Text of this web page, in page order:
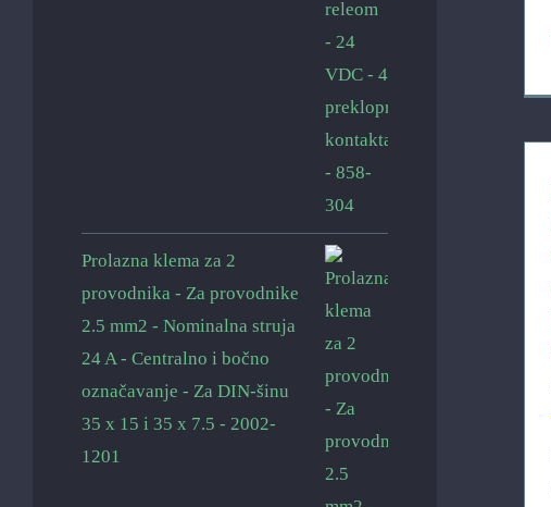
Prolazna klema za 2
provodnika - Za provodnike
2.5 mm2 - Nominalna struja
24 A - Centralno i bočno
označavanje - Za DIN-šinu
35 x 15 i 35 x 7.5 - 2002-
1201